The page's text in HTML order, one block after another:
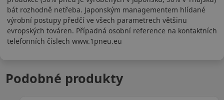
bát rozhodně netřeba. Japonským managementem hlídané
výrobní postupy předčí ve všech parametrech většinu
evropských továren. Případná osobní reference na kontaktních
telefonních číslech www.1pneu.eu
Podobné produkty